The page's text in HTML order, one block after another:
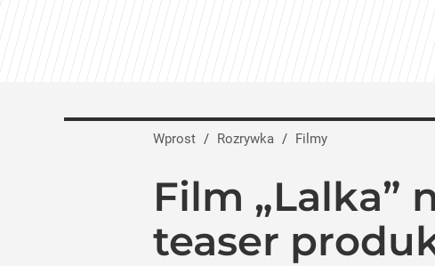
Wprost / Rozrywka / Filmy
Film „Lalka”
teaser